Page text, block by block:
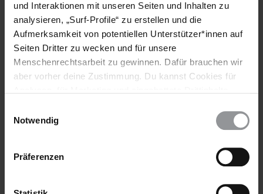
und Interaktionen mit unseren Seiten und Inhalten zu
analysieren, „Surf-Profile“ zu erstellen und die
Aufmerksamkeit von potentiellen Unterstützer*innen auf
Seiten Dritter zu wecken und für unsere
Menschenrechtsarbeit zu gewinnen. Dafür brauchen wir
aber vorher deine Zustimmung. Du kannst Cookies für
wieder ändern. Diesen Banner kannst Du über den Link
Notwendig
Präferenzen
"Friedensbräute" freigelassen
Syrische Friedensbräute "verschwunden"
Weitere Informationen
Länder
Syrien